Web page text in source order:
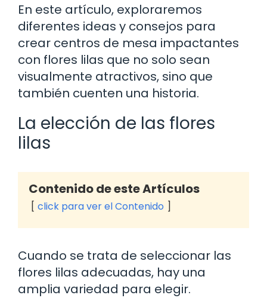
En este artículo, exploraremos
diferentes ideas y consejos para
crear centros de mesa impactantes
con flores lilas que no solo sean
visualmente atractivos, sino que
también cuenten una historia.
La elección de las flores
lilas
Contenido de este Artículos
click para ver el Contenido
Cuando se trata de seleccionar las
flores lilas adecuadas, hay una
amplia variedad para elegir.